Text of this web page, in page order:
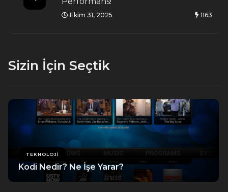
Ekim 31, 2025 1163
Sizin İçin Seçtik
TEKNOLOJI
Kodi Nedir? Ne İşe Yarar?